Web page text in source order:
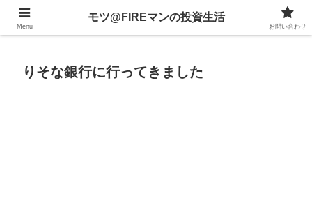
不動産、投資信託、暗号資産、株式、等々への投資について
りそな銀行に行ってきました
Menu
モツ@FIREマンの投資生活
お問い合わせ